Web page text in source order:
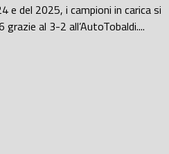
e del 2025, i campioni in carica si
al 3-2 all’AutoTobaldi....